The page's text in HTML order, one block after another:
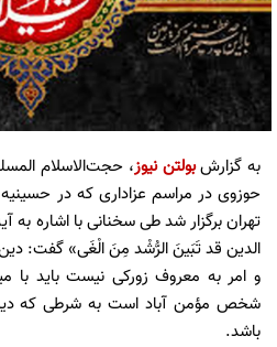
به گزارشبولتن نیوز، حجت‌الاسلام
حوزوی در مراسم عزاداری که در
تهران برگزار شد طی سخنانی با اشاره به
الدین قد تَبَینَ الرُّشْد مِنَ الْغَی» گفت: دین
و امر به معروف زورکی نیست باید با
شخص مؤمن آباد است به شرطی که
باشد.